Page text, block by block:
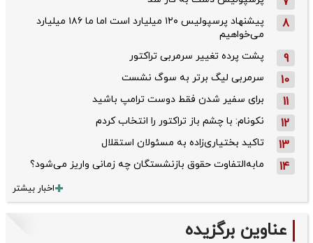
8
پیشنهاد پرسپولیس ۱۲۰ میلیارد است اما ما ۱۸۶ میلیارد
می‌خواهیم
9 پشت پرده تغییر سرمربی تراکتور
10 سرمربی لیگ برتر به سوگ نشست
11 برای سفیر شدن فقط دوست ترامپ باشید
12 نکونام: با چشم باز تراکتور را انتخاب کردم
13 تاکید بختیاری‌زاده به مسئولان استقلال
14 مابه‌التفاوت حقوق بازنشستگان چه زمانی واریز می‌شود؟
اخبار بیشتر
عناوین برگزیده